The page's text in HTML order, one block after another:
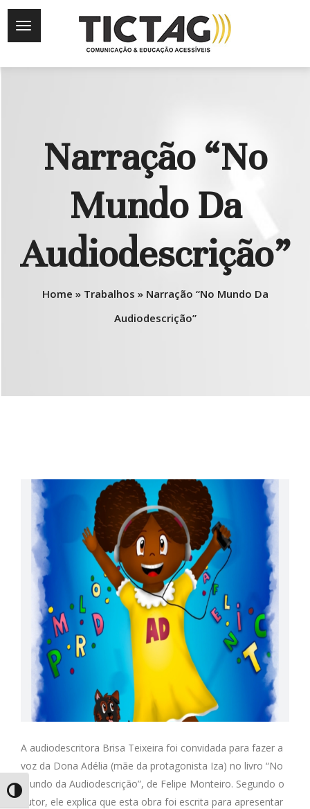
Alternar Alto Contraste
Narração “No
Mundo Da
Audiodescrição”
Home » Trabalhos » Narração “No Mundo Da
Audiodescrição”
A audiodescritora Brisa Teixeira foi convidada para fazer a
voz da Dona Adélia (mãe da protagonista Iza) no livro “No
Mundo da Audiodescrição”, de Felipe Monteiro. Segundo o
autor, ele explica que esta obra foi escrita para apresentar